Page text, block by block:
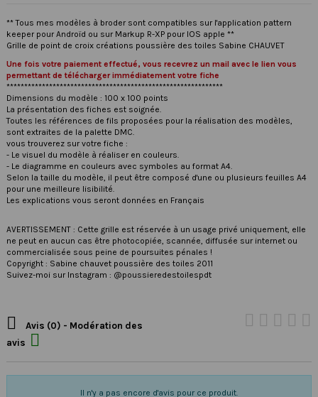
** Tous mes modèles à broder sont compatibles sur l'application pattern
keeper pour Androïd ou sur Markup R-XP pour IOS apple **
Grille de point de croix créations poussière des toiles Sabine CHAUVET
Une fois votre paiement effectué, vous recevrez un mail avec le lien vous
permettant de télécharger immédiatement votre fiche
*************************************************************
Dimensions du modèle : 100 x 100 points
La présentation des fiches est soignée.
Toutes les références de fils proposées pour la réalisation des modèles,
sont extraites de la palette DMC.
vous trouverez sur votre fiche :
- Le visuel du modèle à réaliser en couleurs.
- Le diagramme en couleurs avec symboles au format A4.
Selon la taille du modèle, il peut être composé d'une ou plusieurs feuilles A4
pour une meilleure lisibilité.
Les explications vous seront données en Français
AVERTISSEMENT : Cette grille est réservée à un usage privé uniquement, elle
ne peut en aucun cas être photocopiée, scannée, diffusée sur internet ou
commercialisée sous peine de poursuites pénales !
Copyright : Sabine chauvet poussière des toiles 2011
Suivez-moi sur Instagram : @poussieredestoilespdt

Avis (0) - Modération des
avis

Il n'y a pas encore d'avis pour ce produit.